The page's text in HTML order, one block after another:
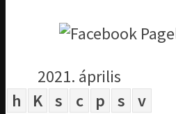
2021. április
h
K s c p s
v